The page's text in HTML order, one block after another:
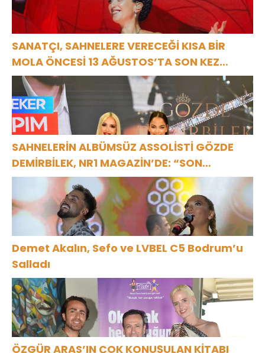
SANATÇI, SAHNELERE VERECEĞİ KISA BİR
MOLA ÖNCESİ 13 AĞUSTOS’TA SON KEZ
HARBİYE’DE OLACAK!
SAHNELERİN ALBÜMSÜZ ASSOLİSTİ GÖZDE
DEMİRBİLEK, NR1 MAGAZİN’DE: “SON
ASSOLİST OLARAK VAR OLACAĞIM!”
Demet Akalın, Sefo ve LVBEL C5 Bodrum’u
Salladı
ÖZGÜR ARAS’IN ÇOK KONUŞULAN KİTABI